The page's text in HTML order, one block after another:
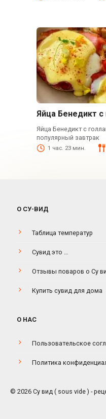
Яйца Бенедикт
Яйца Бенедикт с
популярный завтрак
1 час. 23 мин.
О СУ-ВИД
Таблица температур
Сувид это …
Отзывы поваров о Су
Купить сувид для дома
О НАС
Пользовательское
Политика
© 2026 Су вид ( sous vide ) -